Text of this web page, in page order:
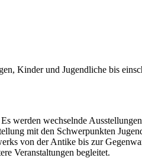
Kinder und Jugendliche bis
werden wechselnde
mit den Schwerpunkten
von der Antike bis zur
Veranstaltungen begleitet.